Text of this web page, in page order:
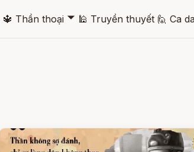
🔱 Thần thoại 🞃 🕌 Truyền thuyết 🙋 Ca